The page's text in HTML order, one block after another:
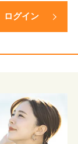
ログイン